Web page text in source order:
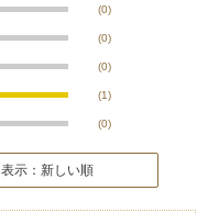
(0)
(0)
(0)
(1)
(0)
表示：新しい順